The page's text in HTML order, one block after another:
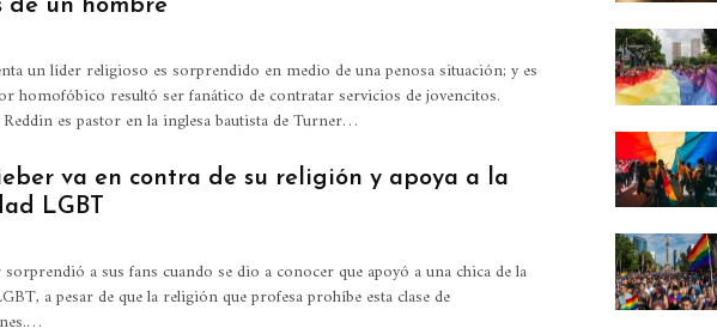
de un hombre
un líder religioso es sorprendido en medio de una penosa situación; y es
homofóbico resultó ser fanático de contratar servicios de jovencitos.
es pastor en la inglesa bautista de Turner…
va en contra de su religión y apoya a la
LGBT
a sus fans cuando se dio a conocer que apoyó a una chica de la
a pesar de que la religión que profesa prohíbe esta clase de